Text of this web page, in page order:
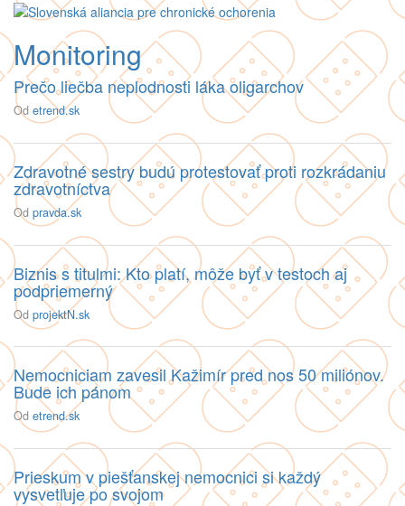
Monitoring
Prečo liečba neplodnosti láka oligarchov
Od etrend.sk
Zdravotné sestry budú protestovať proti rozkrádaniu
zdravotníctva
Od pravda.sk
Biznis s titulmi: Kto platí, môže byť v testoch aj
podpriemerný
Od projektN.sk
Nemocniciam zavesil Kažimír pred nos 50 miliónov.
Bude ich pánom
Od etrend.sk
Prieskum v piešťanskej nemocnici si každý
vysvetľuje po svojom